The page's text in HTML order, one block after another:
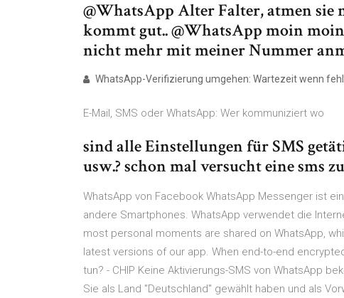
@WhatsApp Alter Falter, atmen sie
kommt gut.. @WhatsApp moin
nicht mehr mit meiner Nummer
WhatsApp-Verifizierung umgehen: Wartezeit wenn
E-Mail, SMS oder WhatsApp: Wer kommuniziert wo
sind alle Einstellungen für SMS
usw.? schon mal versucht eine sms
WhatsApp von Facebook WhatsApp Messenger ist
andere Smartphones. WhatsApp verwendet die
most personal moments are shared on WhatsApp,
latest versions of our app. When end-to-end
tun? - CHIP Keine Aktivierungs-SMS von WhatsApp
Sie als Land "Deutschland" gewählt haben und als